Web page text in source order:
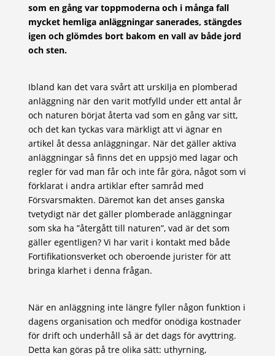
som en gång var toppmoderna och i många fall
mycket hemliga anläggningar sanerades, stängdes
igen och glömdes bort bakom en vall av både jord
och sten.
Ibland kan det vara svårt att urskilja en plomberad
anläggning när den varit motfylld under ett antal år
och naturen börjat återta vad som en gång var sitt,
och det kan tyckas vara märkligt att vi ägnar en
artikel åt dessa anläggningar. När det gäller aktiva
anläggningar så finns det en uppsjö med lagar och
regler för vad man får och inte får göra, något som vi
förklarat i andra artiklar efter samråd med
Försvarsmakten. Däremot kan det anses ganska
tvetydigt när det gäller plomberade anläggningar
som ska ha ”återgått till naturen”, vad är det som
gäller egentligen? Vi har varit i kontakt med både
Fortifikationsverket och oberoende jurister för att
bringa klarhet i denna frågan.
När en anläggning inte längre fyller någon funktion i
dagens organisation och medför onödiga kostnader
för drift och underhåll så är det dags för avyttring.
Detta kan göras på tre olika sätt: uthyrning,